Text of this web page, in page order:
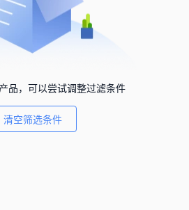
品，可以尝试调整过滤条件
清空筛选条件